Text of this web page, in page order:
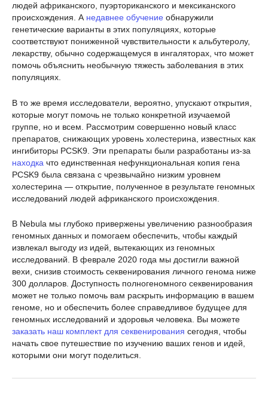
людей африканского, пуэрториканского и мексиканского
происхождения. А недавнее обучение обнаружили
генетические варианты в этих популяциях, которые
соответствуют пониженной чувствительности к альбутеролу,
лекарству, обычно содержащемуся в ингаляторах, что может
помочь объяснить необычную тяжесть заболевания в этих
популяциях.
В то же время исследователи, вероятно, упускают открытия,
которые могут помочь не только конкретной изучаемой
группе, но и всем. Рассмотрим совершенно новый класс
препаратов, снижающих уровень холестерина, известных как
ингибиторы PCSK9. Эти препараты были разработаны из-за
находка что единственная нефункциональная копия гена
PCSK9 была связана с чрезвычайно низким уровнем
холестерина — открытие, полученное в результате геномных
исследований людей африканского происхождения.
В Nebula мы глубоко привержены увеличению разнообразия
геномных данных и помогаем обеспечить, чтобы каждый
извлекал выгоду из идей, вытекающих из геномных
исследований. В феврале 2020 года мы достигли важной
вехи, снизив стоимость секвенирования личного генома ниже
300 долларов. Доступность полногеномного секвенирования
может не только помочь вам раскрыть информацию в вашем
геноме, но и обеспечить более справедливое будущее для
геномных исследований и здоровья человека. Вы можете
заказать наш комплект для секвенирования сегодня, чтобы
начать свое путешествие по изучению ваших генов и идей,
которыми они могут поделиться.